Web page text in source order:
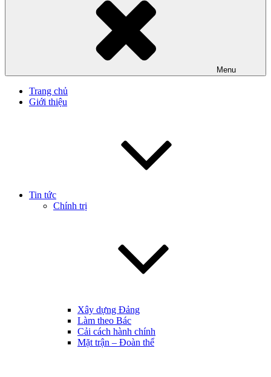
Menu
Trang chủ
Giới thiệu
Tin tức
Chính trị
Xây dựng Đảng
Làm theo Bác
Cải cách hành chính
Mặt trận – Đoàn thể